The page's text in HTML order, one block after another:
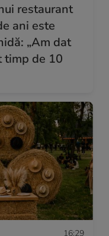
restaurant
ani este
„Am dat
timp de 10
16:29